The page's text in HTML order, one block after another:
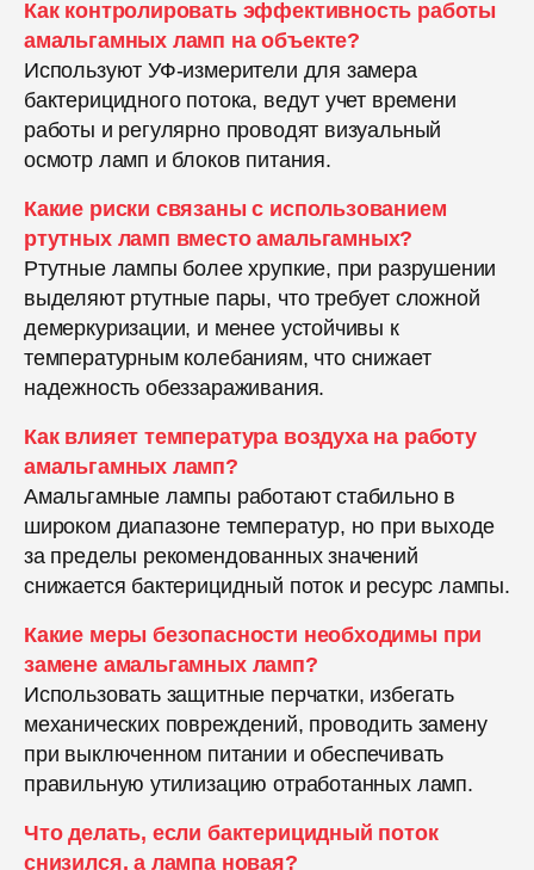
Как контролировать эффективность работы
амальгамных ламп на объекте?
Используют УФ-измерители для замера
бактерицидного потока, ведут учет времени
работы и регулярно проводят визуальный
осмотр ламп и блоков питания.
Какие риски связаны с использованием
ртутных ламп вместо амальгамных?
Ртутные лампы более хрупкие, при разрушении
выделяют ртутные пары, что требует сложной
демеркуризации, и менее устойчивы к
температурным колебаниям, что снижает
надежность обеззараживания.
Как влияет температура воздуха на работу
амальгамных ламп?
Амальгамные лампы работают стабильно в
широком диапазоне температур, но при выходе
за пределы рекомендованных значений
снижается бактерицидный поток и ресурс лампы.
Какие меры безопасности необходимы при
замене амальгамных ламп?
Использовать защитные перчатки, избегать
механических повреждений, проводить замену
при выключенном питании и обеспечивать
правильную утилизацию отработанных ламп.
Что делать, если бактерицидный поток
снизился, а лампа новая?